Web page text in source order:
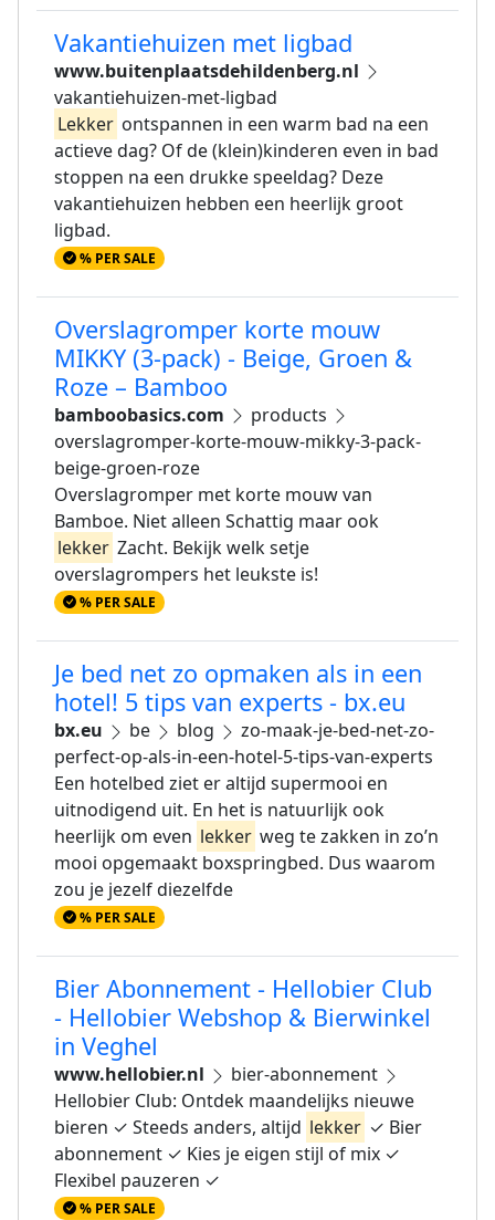
Vakantiehuizen met ligbad
www.buitenplaatsdehildenberg.nl
vakantiehuizen-met-ligbad
Lekker ontspannen in een warm bad na een
actieve dag? Of de (klein)kinderen even in bad
stoppen na een drukke speeldag? Deze
vakantiehuizen hebben een heerlijk groot
ligbad.
% PER SALE
Overslagromper korte mouw
MIKKY (3-pack) - Beige, Groen &
Roze – Bamboo
bamboobasics.com
products
overslagromper-korte-mouw-mikky-3-pack-
beige-groen-roze
Overslagromper met korte mouw van
Bamboe. Niet alleen Schattig maar ook
lekker Zacht. Bekijk welk setje
overslagrompers het leukste is!
% PER SALE
Je bed net zo opmaken als in een
hotel! 5 tips van experts - bx.eu
bx.eu be blog
zo-maak-je-bed-net-zo-
perfect-op-als-in-een-hotel-5-tips-van-experts
Een hotelbed ziet er altijd supermooi en
uitnodigend uit. En het is natuurlijk ook
heerlijk om even lekker weg te zakken in zo’n
mooi opgemaakt boxspringbed. Dus waarom
zou je jezelf diezelfde
% PER SALE
Bier Abonnement - Hellobier Club
- Hellobier Webshop & Bierwinkel
in Veghel
www.hellobier.nl
bier-abonnement
Hellobier Club: Ontdek maandelijks nieuwe
bieren ✓ Steeds anders, altijd lekker ✓ Bier
abonnement ✓ Kies je eigen stijl of mix ✓
Flexibel pauzeren ✓
% PER SALE